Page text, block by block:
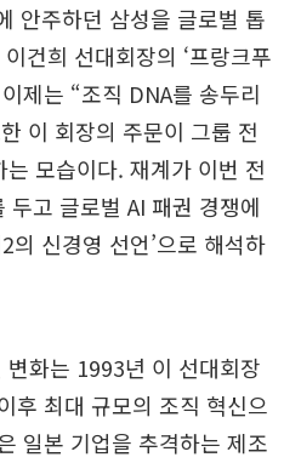
안주하던 삼성을 글로벌 톱
건희 선대회장의 ‘프랑크푸
제는 “조직 DNA를 송두리
이 회장의 주문이 그룹 전
모습이다. 재계가 이번 전
두고 글로벌 AI 패권 경쟁에
의 신경영 선언’으로 해석하
화는 1993년 이 선대회장
후 최대 규모의 조직 혁신으
일본 기업을 추격하는 제조